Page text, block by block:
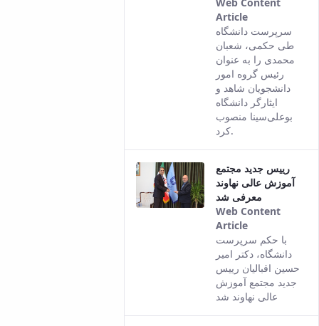
Article
comes from
the Persian
version of
this content.
سرپرست دانشگاه
طی حکمی، شعبان
محمدی را به عنوان
رئیس گروه امور
دانشجویان شاهد و
ایثارگر دانشگاه
بوعلی‌سینا منصوب
کرد.
رییس جدید مجتمع
آموزش عالی نهاوند
معرفی شد
Web Content
Article
This result
comes from
the Persian
version of
this content.
با حکم سرپرست
دانشگاه، دکتر امیر
حسین اقبالیان رییس
جدید مجتمع آموزش
عالی نهاوند شد